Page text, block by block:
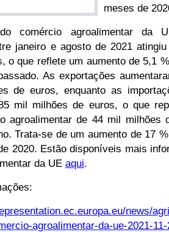
meses de
comércio agroalimentar da
janeiro e agosto de 2021
o que reflete um aumento de 5,1
As exportações
de euros, enquanto as
mil milhões de euros, o que
agroalimentar de 44 mil milhões
Trata-se de um aumento de 17
2020. Estão disponíveis mais
da UE aqui.
news/
agroalimentar-da-ue-2021-